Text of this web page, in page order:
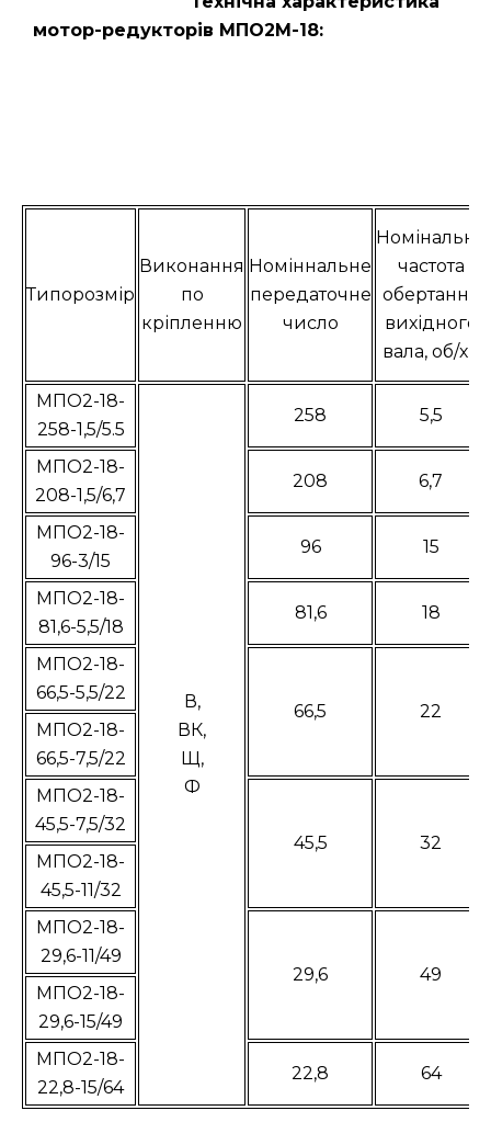
мотор-редукторів МПО2М-18:
Типорозмір
Виконання
по
кріпленню
Номіннальне
передаточне
число
Номінальна
частота
обертання
вихідного
вала, об/хв
МПО2-18-
258-1,5/5.5
В,
ВК,
Щ,
Ф
258 5,5
МПО2-18-
208-1,5/6,7
208 6,7
МПО2-18-
96-3/15
96 15
МПО2-18-
81,6-5,5/18
81,6 18
МПО2-18-
66,5-5,5/22
66,5
22
МПО2-18-
66,5-7,5/22
МПО2-18-
45,5-7,5/32
45,5
32
МПО2-18-
45,5-11/32
МПО2-18-
29,6-11/49
29,6
49
МПО2-18-
29,6-15/49
МПО2-18-
22,8-15/64
22,8 64